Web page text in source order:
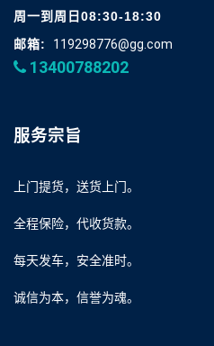
周一到周日08:30-18:30
邮箱:
119298776@gg.com
13400788202
服务宗旨
上门提货，送货上门。
全程保险，代收货款。
每天发车，安全准时。
诚信为本，信誉为魂。